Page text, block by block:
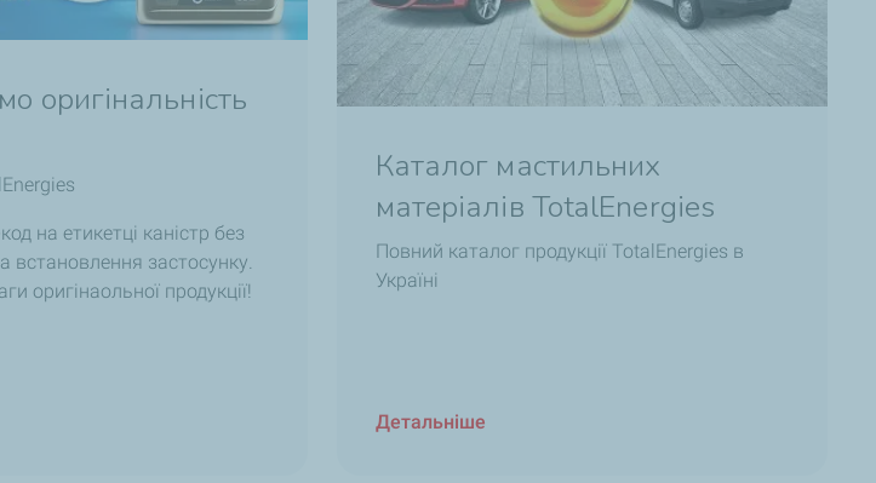
оригінальність
на етикетці каністр без
встановлення застосунку.
оригінаольної продукції!
Каталог мастильних
матеріалів TotalEnergies
Повний каталог продукції TotalEnergies в
Україні
Детальніше